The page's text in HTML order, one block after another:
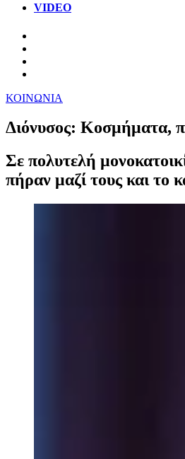
VIDEO
ΚΟΙΝΩΝΙΑ
Διόνυσος: Κοσμήματα,
Σε πολυτελή
πήραν μαζί τους και το